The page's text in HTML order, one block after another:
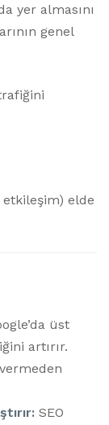
yer almasını
genel
etkileşim) elde
üst
artırır.
SEO